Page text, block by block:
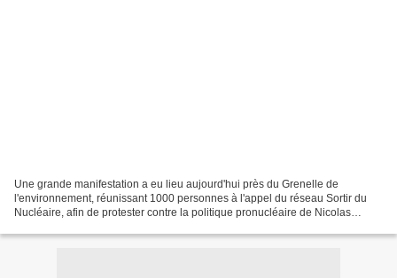
Une grande manifestation a eu lieu aujourd'hui près du Grenelle de
l'environnement, réunissant 1000 personnes à l'appel du réseau Sortir du
Nucléaire, afin de protester contre la politique pronucléaire de Nicolas